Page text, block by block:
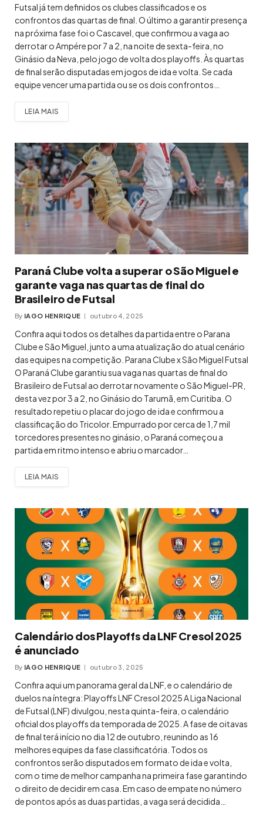
Futsal já tem definidos os clubes classificados e os
confrontos das quartas de final. O último a garantir presença
na próxima fase foi o Cascavel, que confirmou a vaga ao
derrotar o Ampére por 7 a 2, na noite de sexta-feira, no
Ginásio da Neva, pelo jogo de volta dos playoffs. Às quartas
de final serão disputadas em jogos de ida e volta. Se cada
equipe vencer uma partida ou se os dois confrontos…
LEIA MAIS
Paraná Clube volta a superar o São Miguel e
garante vaga nas quartas de final do
Brasileiro de Futsal
By IAGO HENRIQUE outubro 4, 2025
Confira aqui todos os detalhes da partida entre o Parana
Clube e São Miguel, junto a uma atualização do atual cenário
das equipes na competição. Parana Clube x São Miguel Futsal
O Paraná Clube garantiu sua vaga nas quartas de final do
Brasileiro de Futsal ao derrotar novamente o São Miguel-PR,
desta vez por 3 a 2, no Ginásio do Tarumã, em Curitiba. O
resultado repetiu o placar do jogo de ida e confirmou a
classificação do Tricolor. Empurrado por cerca de 1,7 mil
torcedores presentes no ginásio, o Paraná começou a
partida em ritmo intenso e abriu o marcador…
LEIA MAIS
Calendário dos Playoffs da LNF Cresol 2025
é anunciado
By IAGO HENRIQUE outubro 3, 2025
Confira aqui um panorama geral da LNF, e o calendário de
duelos na íntegra: Playoffs LNF Cresol 2025 A Liga Nacional
de Futsal (LNF) divulgou, nesta quinta-feira, o calendário
oficial dos playoffs da temporada de 2025. A fase de oitavas
de final terá início no dia 12 de outubro, reunindo as 16
melhores equipes da fase classificatória. Todos os
confrontos serão disputados em formato de ida e volta,
com o time de melhor campanha na primeira fase garantindo
o direito de decidir em casa. Em caso de empate no número
de pontos após as duas partidas, a vaga será decidida…